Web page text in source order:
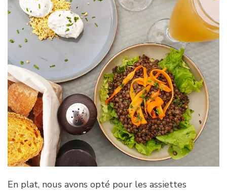
En plat, nous avons opté pour les assiettes